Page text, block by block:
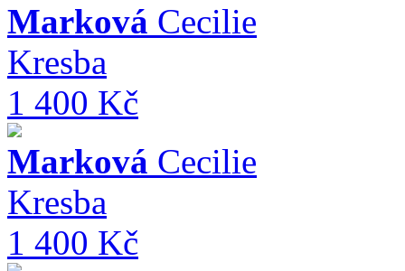
Marková Cecilie
Kresba
1 400 Kč
Marková Cecilie
Kresba
1 400 Kč